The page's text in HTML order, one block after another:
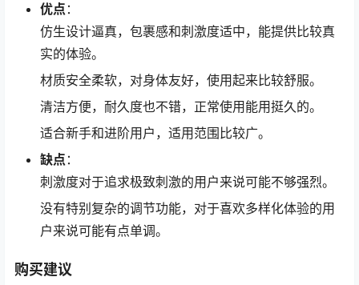
优点 ：
仿生设计逼真，包裹感和刺激度适中，能提供比较真
实的体验。
材质安全柔软，对身体友好，使用起来比较舒服。
清洁方便，耐久度也不错，正常使用能用挺久的。
适合新手和进阶用户，适用范围比较广。
缺点 ：
刺激度对于追求极致刺激的用户来说可能不够强烈。
没有特别复杂的调节功能，对于喜欢多样化体验的用
户来说可能有点单调。
购买建议